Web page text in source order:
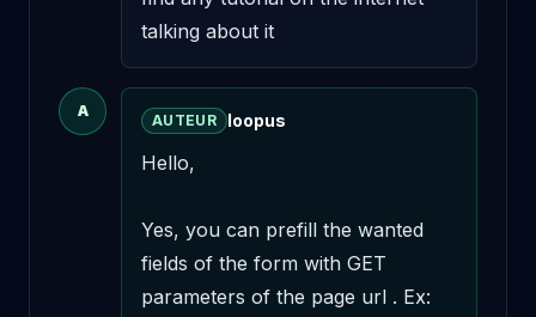
talking about it
A
AUTEUR loopus
Hello,
Yes, you can prefill the wanted
fields of the form with GET
parameters of the page url . Ex: